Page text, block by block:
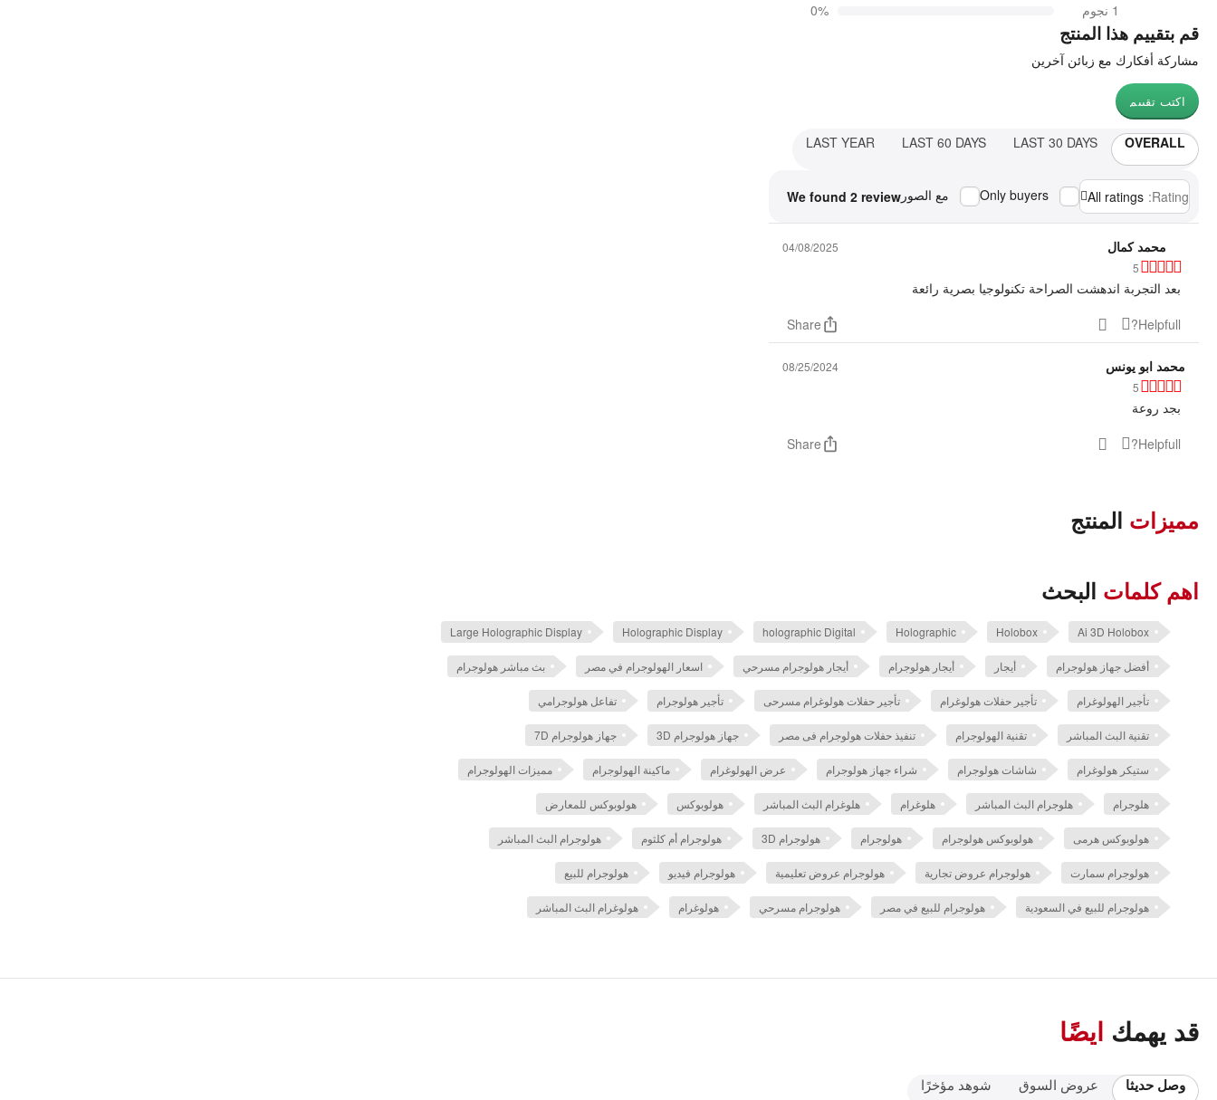
1 نجوم
0%
قم بتقييم هذا المنتج
مشاركة أفكارك مع زبائن آخرين
اكتب تقييم
OVERALL
LAST 30 DAYS
LAST 60 DAYS
LAST YEAR
Rating:
All ratings
Only buyers مع الصور We found 2 review
محمد كمال
04/08/2025
5
بعد التجربة اندهشت الصراحة تكنولوجيا بصرية رائعة
Helpfull?
Share
محمد ابو يونس
08/25/2024
5
بجد روعة
Helpfull?
Share
مميزات المنتج
اهم كلمات البحث
Ai 3D Holobox
Holobox
Holographic
holographic Digital
Holographic Display
Large Holographic Display
أفضل جهاز هولوجرام أيجار أيجار هولوجرام أيجار هولوجرام مسرحي اسعار الهولوجرام في مصر بث مباشر هولوجرام
تأجير الهولوغرام تأجير حفلات هولوغرام تأجير حفلات هولوغرام مسرحى تأجير هولوجرام تفاعل هولوجرامي
تقنية البث المباشر تقنية الهولوجرام تنفيذ حفلات هولوجرام فى مصر جهاز هولوجرام 3D جهاز هولوجرام 7D
ستيكر هولوغرام شاشات هولوجرام شراء جهاز هولوجرام عرض الهولوغرام ماكينة الهولوجرام مميزات الهولوجرام
هلوجرام هلوجرام البث المباشر هلوغرام هلوغرام البث المباشر هولوبوكس هولوبوكس للمعارض
هولوبوكس هرمى هولوبوكس هولوجرام هولوجرام هولوجرام 3D هولوجرام أم كلثوم هولوجرام البث المباشر
هولوجرام سمارت هولوجرام عروض تجارية هولوجرام عروض تعليمية هولوجرام فيديو هولوجرام للبيع
هولوجرام للبيع في السعودية هولوجرام للبيع في مصر هولوجرام مسرحي هولوغرام هولوغرام البث المباشر
قد يهمك ايضًا
وصل حديثا عروض السوق شوهد مؤخرًا